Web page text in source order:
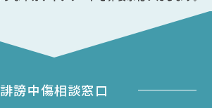
誹謗中傷相談窓口